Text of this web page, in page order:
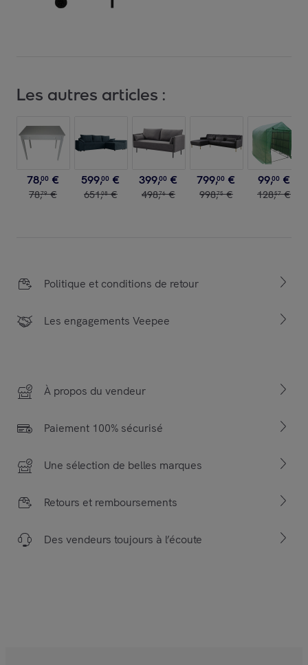
Les autres articles :
78,00 €
78,79 €
599,00 €
651,08 €
399,00 €
498,76 €
799,00 €
998,75 €
99,00 €
128,57 €
Politique et conditions de retour
Les engagements Veepee
À propos du vendeur
Paiement 100% sécurisé
Une sélection de belles marques
Retours et remboursements
Des vendeurs toujours à l’écoute